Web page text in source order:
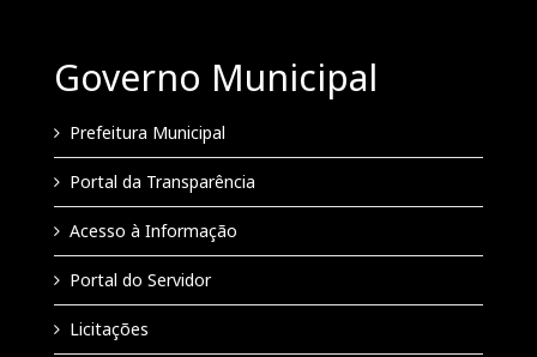
Governo Municipal
Prefeitura Municipal
Portal da Transparência
Acesso à Informação
Portal do Servidor
Licitações